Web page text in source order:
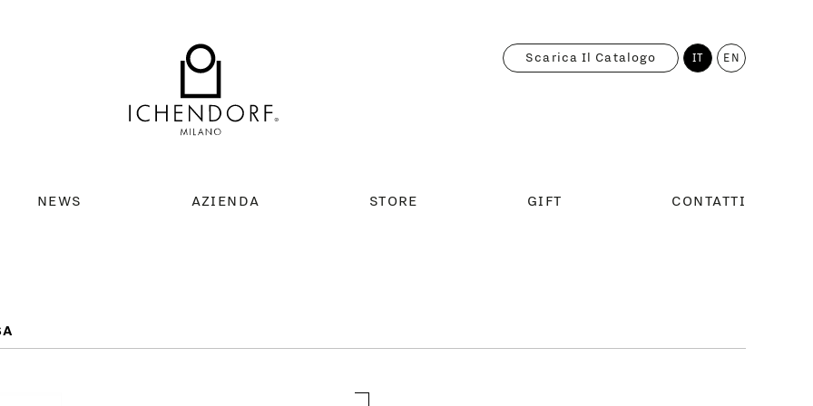
NEWS AZIENDA STORE GIFT CONTATTI
IT EN
Scarica Il Catalogo